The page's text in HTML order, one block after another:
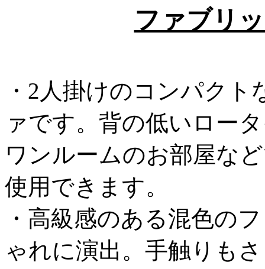
ファブリ
・2人掛けのコンパク
ァです。背の低いロー
ワンルームのお部屋な
使用できます。
・高級感のある混色の
ゃれに演出。手触りも